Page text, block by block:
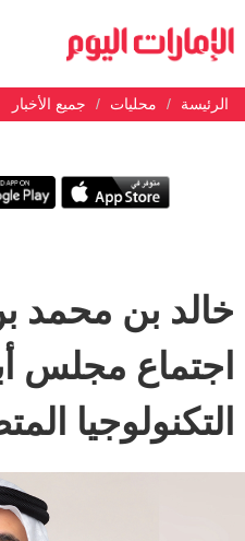
الرئيسة محليات جميع الأخبار
خالد بن محمد
اجتماع مجلس
التكنولوجيا